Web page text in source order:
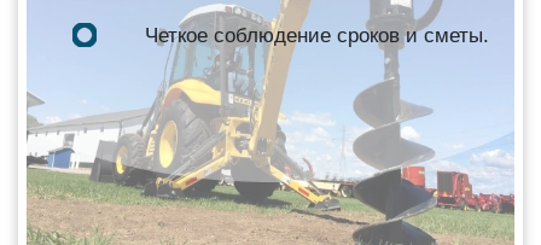
Четкое соблюдение сроков и сметы.